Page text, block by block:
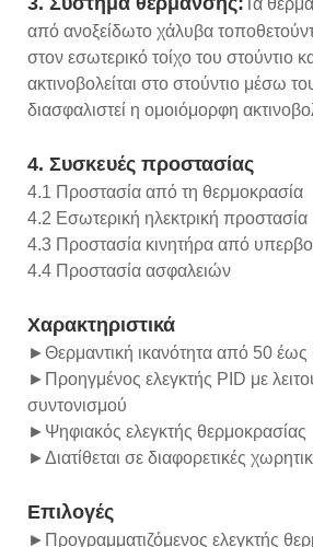
από ανοξείδωτο χάλυβα
στον εσωτερικό τοίχο του στούντιο
ακτινοβολείται στο στούντιο μέσω
διασφαλιστεί η ομοιόμορφη
4. Συσκευές προστασίας
4.1 Προστασία από τη θερμοκρασία
4.2 Εσωτερική ηλεκτρική προστασία
4.3 Προστασία κινητήρα από
4.4 Προστασία ασφαλειών
Χαρακτηριστικά
►Θερμαντική ικανότητα από 50
►Προηγμένος ελεγκτής PID με
συντονισμού
►Ψηφιακός ελεγκτής θερμοκρασίας
►Διατίθεται σε διαφορετικές
Επιλογές
►Προγραμματιζόμενος ελεγκτής